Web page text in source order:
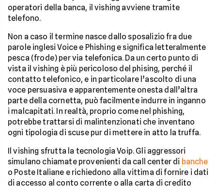
operatori della banca, il vishing avviene tramite
telefono.
Non a caso il termine nasce dallo sposalizio fra due
parole inglesi Voice e Phishing e significa letteralmente
pesca (frode) per via telefonica. Da un certo punto di
vista il vishing è più pericoloso del phising, perché il
contatto telefonico, e in particolare l’ascolto di una
voce persuasiva e apparentemente onesta dall’altra
parte della cornetta, può facilmente indurre in inganno
i malcapitati. In realtà, proprio come nel phishing,
potrebbe trattarsi di malintenzionati che inventano
ogni tipologia di scuse pur di mettere in atto la truffa.
Il vishing sfrutta la tecnologia Voip. Gli aggressori
simulano chiamate provenienti da call center di banche
o Poste Italiane e richiedono alla vittima di fornire i dati
di accesso al conto corrente o alla carta di credito